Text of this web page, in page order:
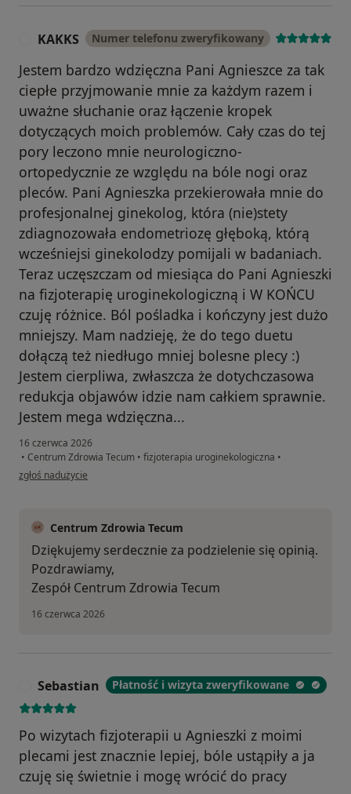
KAKKS Numer telefonu zweryfikowany
Jestem bardzo wdzięczna Pani Agnieszce za tak
ciepłe przyjmowanie mnie za każdym razem i
uważne słuchanie oraz łączenie kropek
dotyczących moich problemów. Cały czas do tej
pory leczono mnie neurologiczno-
ortopedycznie ze względu na bóle nogi oraz
pleców. Pani Agnieszka przekierowała mnie do
profesjonalnej ginekolog, która (nie)stety
zdiagnozowała endometriozę głęboką, którą
wcześniejsi ginekolodzy pomijali w badaniach.
Teraz uczęszczam od miesiąca do Pani Agnieszki
na fizjoterapię uroginekologiczną i W KOŃCU
czuję różnice. Ból pośladka i kończyny jest dużo
mniejszy. Mam nadzieję, że do tego duetu
dołączą też niedługo mniej bolesne plecy :)
Jestem cierpliwa, zwłaszcza że dotychczasowa
redukcja objawów idzie nam całkiem sprawnie.
Jestem mega wdzięczna...
16 czerwca 2026
• Centrum Zdrowia Tecum • fizjoterapia uroginekologiczna •
w opinii użytkownika KAKKS
zgłoś nadużycie
Centrum Zdrowia Tecum
Dziękujemy serdecznie za podzielenie się opinią.
Pozdrawiamy,
Zespół Centrum Zdrowia Tecum
16 czerwca 2026
Sebastian Płatność i wizyta zweryfikowane
Po wizytach fizjoterapii u Agnieszki z moimi
plecami jest znacznie lepiej, bóle ustąpiły a ja
czuję się świetnie i mogę wrócić do pracy